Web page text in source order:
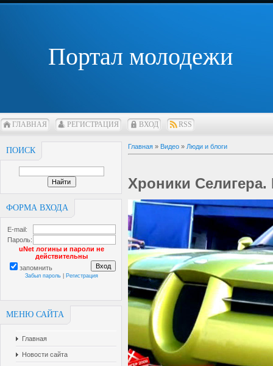
Портал молодежи
ГЛАВНАЯ РЕГИСТРАЦИЯ ВХОД RSS
ПОИСК
ФОРМА ВХОДА
E-mail:
Пароль:
uNet логины и пароли не
действительны
запомнить
Забыл пароль Регистрация
МЕНЮ САЙТА
Главная
Новости сайта
Главная » Видео » Люди и блоги
Хроники